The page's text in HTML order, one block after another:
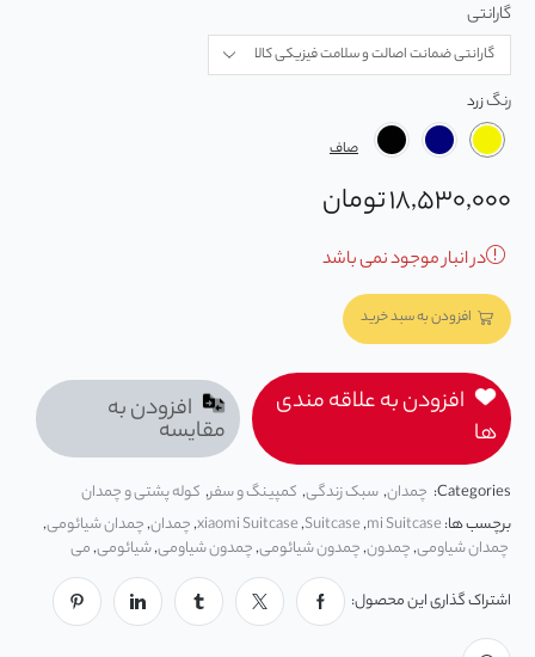
گارانتی
رنگ
صاف
۱۸,۵۳۰,۰۰۰تومان
در انبار موجود نمی باشد
افزودن به سبد خرید
افزودن به علاقه مندی
ها
افزودن به
مقایسه
Categories: چمدان,سبک زندگی, کمپینگ و سفر, کوله پشتی و چمدان
برچسب ها:mi Suitcase
,
Suitcase
,
xiaomi Suitcase
,چمدان,چمدان شیائومی,
چمدان شیاومی,چمدون,چمدون شیائومی,چمدون شیاومی,شیائومی,می
اشتراک گذاری این محصول: